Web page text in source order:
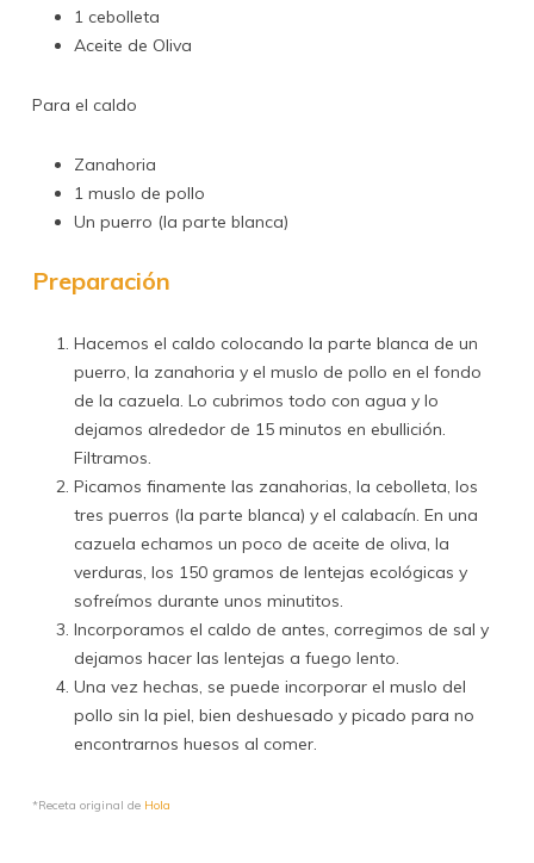
1 cebolleta
Aceite de Oliva
Para el caldo
Zanahoria
1 muslo de pollo
Un puerro (la parte blanca)
Preparación
Hacemos el caldo colocando la parte blanca de un
puerro, la zanahoria y el muslo de pollo en el fondo
de la cazuela. Lo cubrimos todo con agua y lo
dejamos alrededor de 15 minutos en ebullición.
Filtramos.
Picamos finamente las zanahorias, la cebolleta, los
tres puerros (la parte blanca) y el calabacín. En una
cazuela echamos un poco de aceite de oliva, la
verduras, los 150 gramos de lentejas ecológicas y
sofreímos durante unos minutitos.
Incorporamos el caldo de antes, corregimos de sal y
dejamos hacer las lentejas a fuego lento.
Una vez hechas, se puede incorporar el muslo del
pollo sin la piel, bien deshuesado y picado para no
encontrarnos huesos al comer.
*Receta original de Hola